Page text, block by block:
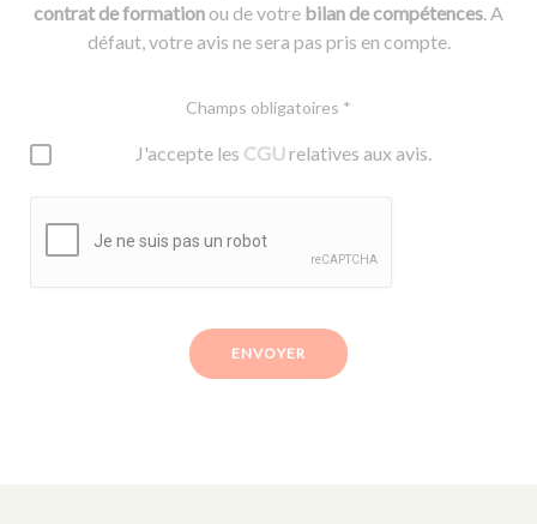
contrat de formationou de votre bilan de compétences. A
défaut, votre avis ne sera pas pris en compte.
Champs obligatoires *
J'accepte les CGUrelatives aux avis.
ENVOYER